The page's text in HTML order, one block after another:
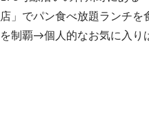
店」でパン食べ放題ランチ
を制覇→個人的なお気に入り